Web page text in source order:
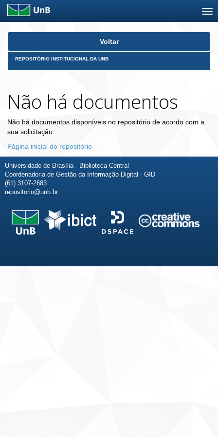
Skip
Voltar
REPOSITÓRIO INSTITUCIONAL DA UNB
Não há documentos
Não há documentos disponíveis no repositório de acordo com a
sua solicitação.
Página inicial do repositório
Universidade de Brasília - Biblioteca Central
Coordenadoria de Gestão da Informação Digital - GID
(61) 3107-2683
repositorio@unb.br